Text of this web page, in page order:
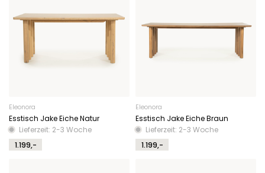
Eleonora
Esstisch Jake Eiche Natur
Lieferzeit: 2-3 Woche
1.199,-
Eleonora
Esstisch Jake Eiche Braun
Lieferzeit: 2-3 Woche
1.199,-